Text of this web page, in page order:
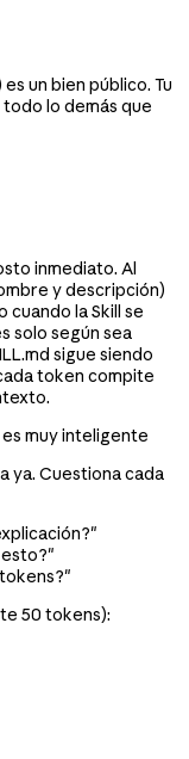
un bien público. Tu
lo demás que
inmediato. Al
y descripción)
cuando la Skill se
solo según sea
sigue siendo
token compite
muy inteligente
ya. Cuestiona cada
50 tokens):